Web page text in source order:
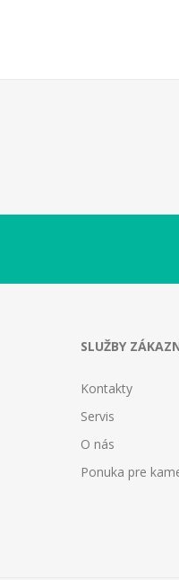
SLUŽBY
Kontakty
Servis
O nás
Ponuka pre